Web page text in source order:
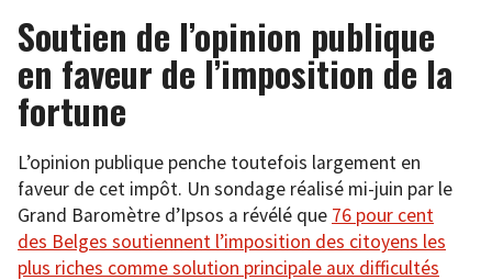
Soutien de l’opinion publique
en faveur de l’imposition de la
fortune
L’opinion publique penche toutefois largement en
faveur de cet impôt. Un sondage réalisé mi-juin par le
Grand Baromètre d’Ipsos a révélé que 76 pour cent
des Belges soutiennent l’imposition des citoyens les
plus riches comme solution principale aux difficultés